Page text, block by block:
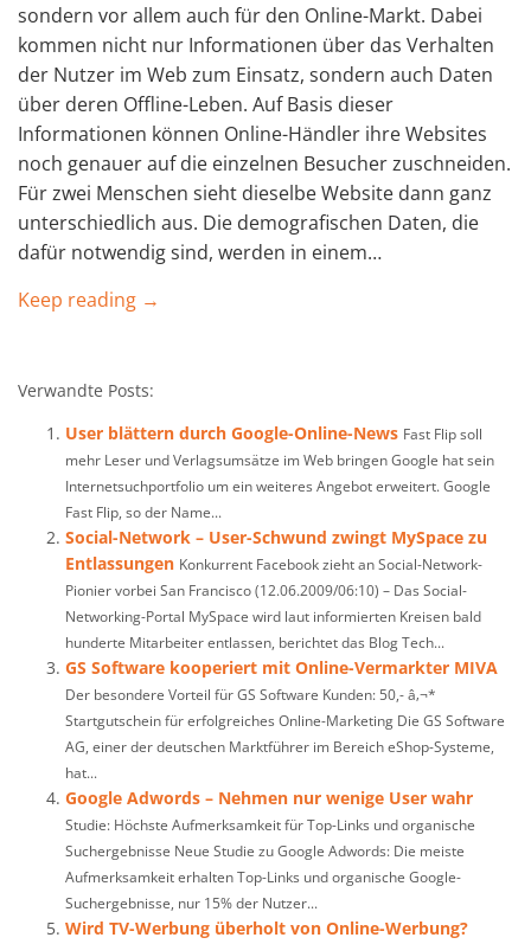
sondern vor allem auch für den Online-Markt. Dabei
kommen nicht nur Informationen über das Verhalten
der Nutzer im Web zum Einsatz, sondern auch Daten
über deren Offline-Leben. Auf Basis dieser
Informationen können Online-Händler ihre Websites
noch genauer auf die einzelnen Besucher zuschneiden.
Für zwei Menschen sieht dieselbe Website dann ganz
unterschiedlich aus. Die demografischen Daten, die
dafür notwendig sind, werden in einem…
Keep reading →
Verwandte Posts:
User blättern durch Google-Online-News Fast Flip soll
mehr Leser und Verlagsumsätze im Web bringen Google hat sein
Internetsuchportfolio um ein weiteres Angebot erweitert. Google
Fast Flip, so der Name...
Social-Network – User-Schwund zwingt MySpace zu
Entlassungen Konkurrent Facebook zieht an Social-Network-
Pionier vorbei San Francisco (12.06.2009/06:10) – Das Social-
Networking-Portal MySpace wird laut informierten Kreisen bald
hunderte Mitarbeiter entlassen, berichtet das Blog Tech...
GS Software kooperiert mit Online-Vermarkter MIVA
Der besondere Vorteil für GS Software Kunden: 50,- â‚¬*
Startgutschein für erfolgreiches Online-Marketing Die GS Software
AG, einer der deutschen Marktführer im Bereich eShop-Systeme,
hat...
Google Adwords – Nehmen nur wenige User wahr
Studie: Höchste Aufmerksamkeit für Top-Links und organische
Suchergebnisse Neue Studie zu Google Adwords: Die meiste
Aufmerksamkeit erhalten Top-Links und organische Google-
Suchergebnisse, nur 15% der Nutzer...
Wird TV-Werbung überholt von Online-Werbung?